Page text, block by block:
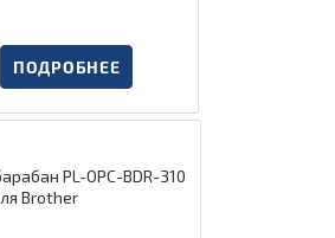
ПОДРОБНЕЕ
PL-OPC-BDR-310
Brother